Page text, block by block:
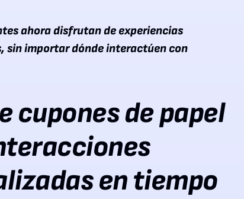
ahora disfrutan de experiencias
sin importar dónde interactúen con
cupones de papel
en tiempo